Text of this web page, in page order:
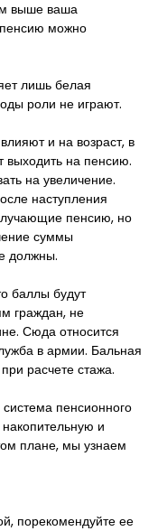
выше ваша
можно
лишь белая
роли не играют.
и на возраст, в
выходить на пенсию.
на увеличение.
наступления
пенсию, но
суммы
должны.
баллы будут
граждан, не
Сюда относится
в армии. Бальная
расчете стажа.
пенсионного
и
плане, мы узнаем
порекомендуйте ее